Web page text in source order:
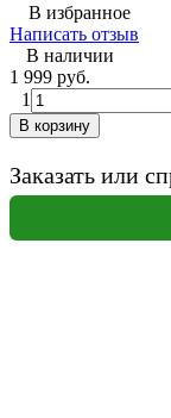
В избранное
Написать отзыв
В наличии
1 999 руб.
1
В корзину
Заказать или